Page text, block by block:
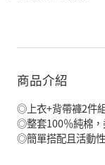
商品介紹
◎上衣+背帶褲2件
◎整套100％純棉，
◎簡單搭配且活動